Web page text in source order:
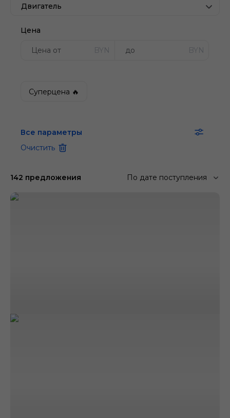
Двигатель
Цена
BYN BYN
Суперцена 🔥
Все параметры
Очистить
142 предложения По дате поступления